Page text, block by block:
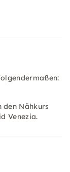
den Nähkurs
Venezia.